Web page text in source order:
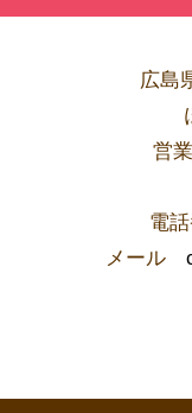
広島
営
電
メール